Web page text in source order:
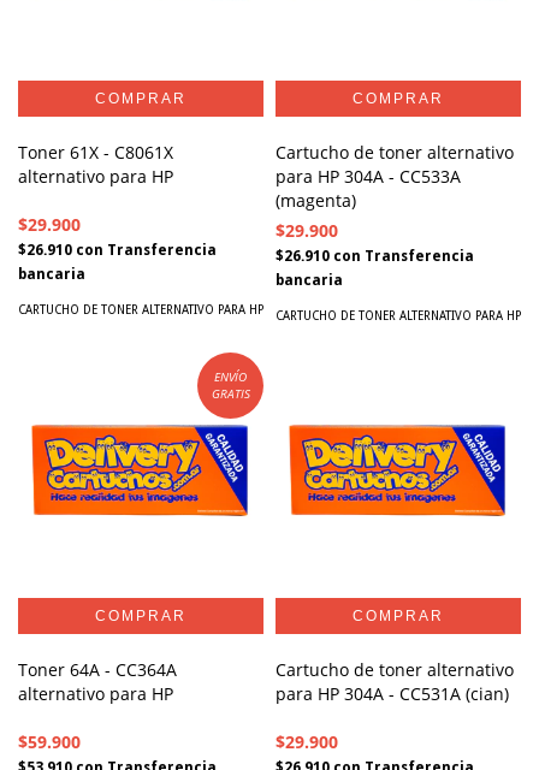
Toner 61X - C8061X
alternativo para HP
$29.900
$26.910 con Transferencia
bancaria
CARTUCHO DE TONER ALTERNATIVO PARA HP
Cartucho de toner alternativo
para HP 304A - CC533A
(magenta)
$29.900
$26.910 con Transferencia
bancaria
CARTUCHO DE TONER ALTERNATIVO PARA HP
ENVÍO
GRATIS
Toner 64A - CC364A
alternativo para HP
$59.900
Cartucho de toner alternativo
para HP 304A - CC531A (cian)
$29.900